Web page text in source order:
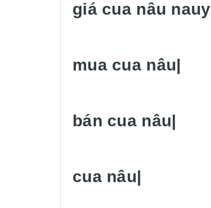
giá cua nâu nauy|
mua cua nâu|
bán cua nâu|
cua nâu|